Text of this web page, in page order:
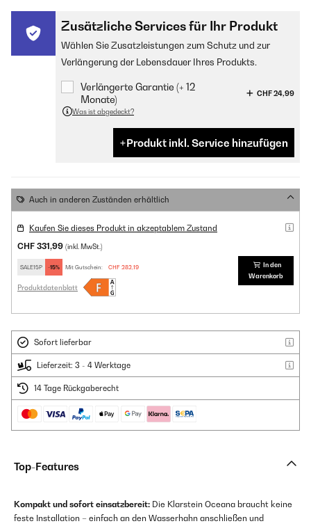
Zusätzliche Services für Ihr Produkt
Wählen Sie Zusatzleistungen zum Schutz und zur
Verlängerung der Lebensdauer Ihres Produkts.
Verlängerte Garantie (+ 12
Monate)
CHF 24,99
Was ist abgedeckt?
Produkt inkl. Service hinzufügen
Auch in anderen Zuständen erhältlich
Kaufen Sie dieses Produkt in akzeptablem Zustand
CHF 331,99 (inkl. MwSt.)
SALE15P -15% Mit Gutschein: CHF 282,19
Produktdatenblatt
In den
Warenkorb
Sofort lieferbar
Lieferzeit: 3 - 4 Werktage
14 Tage Rückgaberecht
Top-Features
Kompakt und sofort einsatzbereit: Die Klarstein Oceana braucht keine
feste Installation – einfach an den Wasserhahn anschließen und